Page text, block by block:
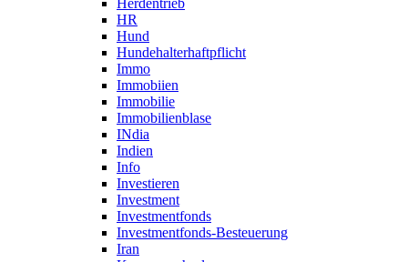
Herdentrieb
HR
Hund
Hundehalterhaftpflicht
Immo
Immobiien
Immobilie
Immobilienblase
INdia
Indien
Info
Investieren
Investment
Investmentfonds
Investmentfonds-Besteuerung
Iran